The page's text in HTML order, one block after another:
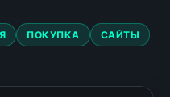
ПОКУПКА
САЙТЫ